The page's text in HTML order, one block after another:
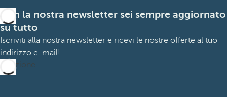
Con la nostra newsletter sei sempre aggiornato
su tutto
Iscriviti alla nostra newsletter e ricevi le nostre offerte al tuo
indirizzo e-mail!
Iscrizione